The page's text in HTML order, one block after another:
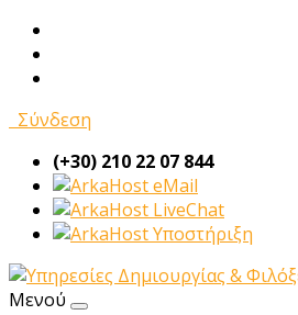
Σύνδεση
(+30) 210 22 07 844
eMail
LiveChat
Υποστήριξη
Μενού